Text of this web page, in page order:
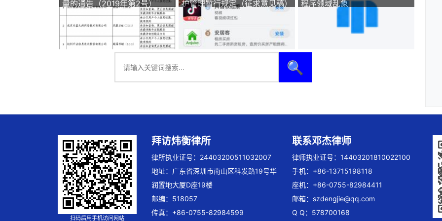
量的通告（2019年第2号） 护管理暂行规定（征求意见稿） 程序领域乱象
🔍
扫码后用手机访问网站
拜访炜衡律所
律所执业证号：24403200511032007
地址：广东省深圳市南山区科发路19号华
润置地大厦D座19楼
邮编：518057
传真：+86-0755-82984599
联系邓杰律师
律师执业证号：14403201810022100
手机：+86-13715198118
座机：+86-0755-82984411
邮箱： szdengjie@qq.com
Q Q：578700168